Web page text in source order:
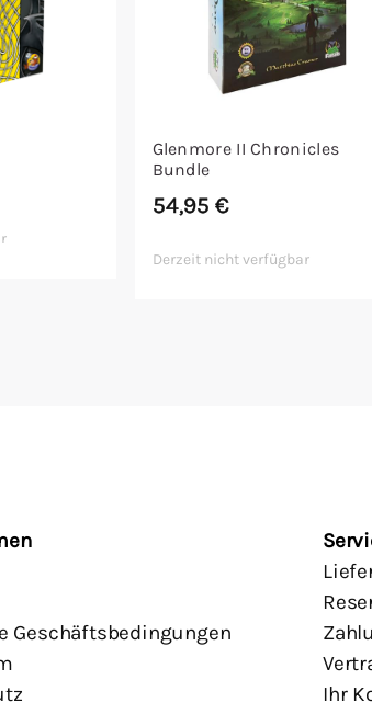
Glenmore II Chronicles
Bundle
54,95€
Derzeit nicht verfügbar
Geschäftsbedingungen
Ihr